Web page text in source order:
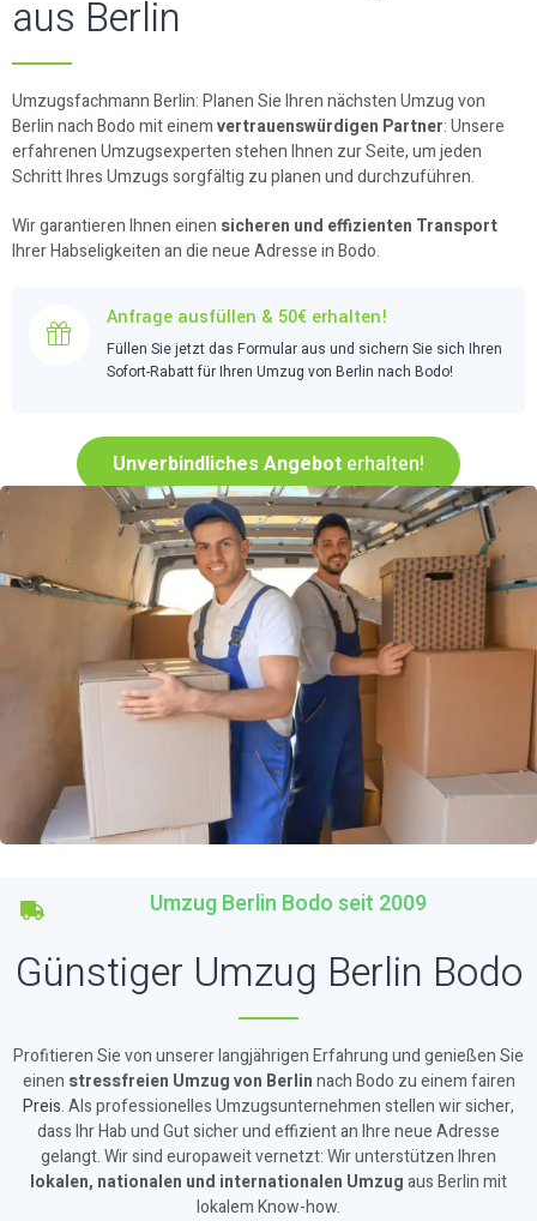
aus Berlin
Umzugsfachmann Berlin: Planen Sie Ihren nächsten Umzug von
Berlin nach Bodo mit einemvertrauenswürdigen Partner: Unsere
erfahrenen Umzugsexperten stehen Ihnen zur Seite, um jeden
Schritt Ihres Umzugs sorgfältig zu planen und durchzuführen.
Wir garantieren Ihnen einen sicheren und effizienten Transport
Ihrer Habseligkeiten an die neue Adresse in Bodo.
Anfrage ausfüllen & 50€ erhalten!
Füllen Sie jetzt das Formular aus und sichern Sie sich Ihren
Sofort-Rabatt für Ihren Umzug von Berlin nach Bodo!
Unverbindliches Angebot erhalten!
Umzug Berlin Bodo seit 2009
Günstiger Umzug Berlin Bodo
Profitieren Sie von unserer langjährigen Erfahrung und genießen Sie
einen stressfreien Umzug von Berlinnach Bodo zu einem fairen
Preis. Als professionelles Umzugsunternehmen stellen wir sicher,
dass Ihr Hab und Gut sicher und effizient an Ihre neue Adresse
gelangt. Wir sind europaweit vernetzt: Wir unterstützen Ihren
lokalen, nationalen und internationalen Umzugaus Berlin mit
lokalem Know-how.